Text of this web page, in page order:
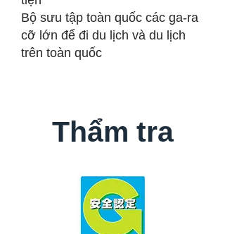
Bộ sưu tập toàn quốc các ga-ra
cỡ lớn để đi du lịch và du lịch
trên toàn quốc
Thẩm tra